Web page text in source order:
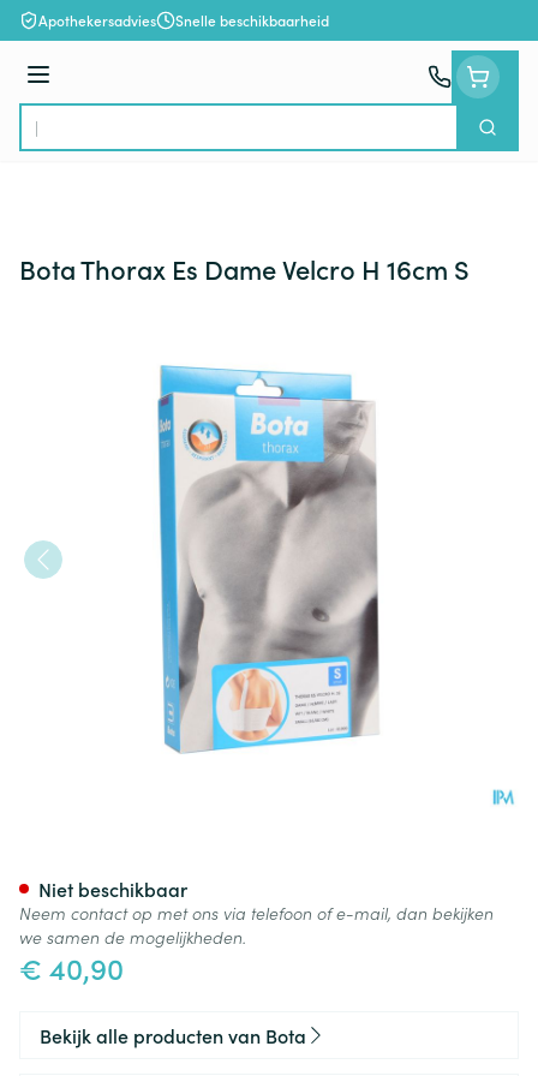
Ga naar de inhoud
Apothekersadvies Snelle beschikbaarheid
Menu
Product, merk, categorie...
Zoek
Bota Thorax Es Dame Velcro H 16cm S
€ 40,90
Niet beschikbaar
Neem contact op met ons via telefoon of e-mail, dan bekijken
we samen de mogelijkheden.
Bekijk alle producten van Bota